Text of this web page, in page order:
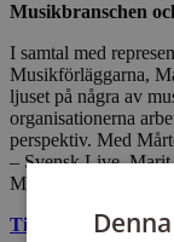
Musikbranschen
I samtal med
Musikförläggarna,
ljuset på några av
organisationerna
perspektiv. Med
– Svensk Live,
MMF, och Eva
Till anmälan